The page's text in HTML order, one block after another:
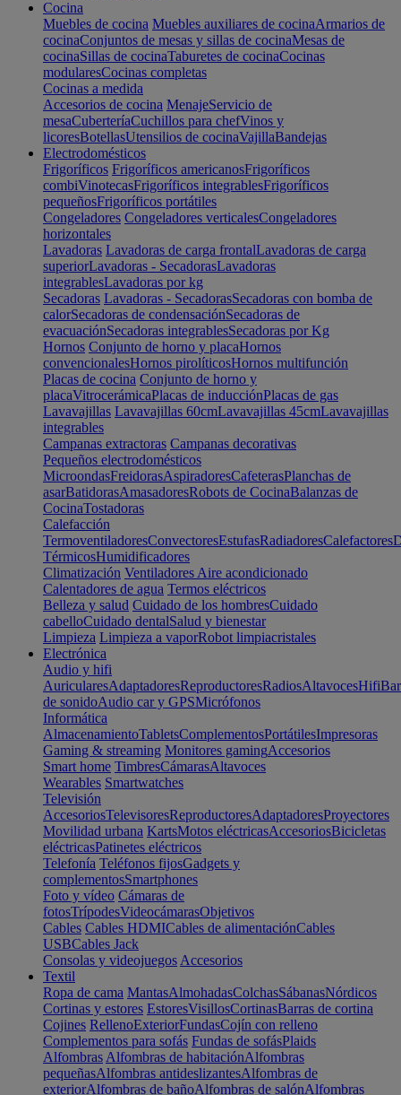
Cocina
Muebles de cocina Muebles auxiliares de cocinaArmarios de
cocinaConjuntos de mesas y sillas de cocinaMesas de
cocinaSillas de cocinaTaburetes de cocinaCocinas
modularesCocinas completas
Cocinas a medida
Accesorios de cocina MenajeServicio de
mesaCuberteríaCuchillos para chefVinos y
licoresBotellasUtensilios de cocinaVajillaBandejas
Electrodomésticos
Frigoríficos Frigoríficos americanosFrigoríficos
combiVinotecasFrigoríficos integrablesFrigoríficos
pequeñosFrigoríficos portátiles
Congeladores Congeladores verticalesCongeladores
horizontales
Lavadoras Lavadoras de carga frontalLavadoras de carga
superiorLavadoras - SecadorasLavadoras
integrablesLavadoras por kg
Secadoras Lavadoras - SecadorasSecadoras con bomba de
calorSecadoras de condensaciónSecadoras de
evacuaciónSecadoras integrablesSecadoras por Kg
Hornos Conjunto de horno y placaHornos
convencionalesHornos pirolíticosHornos multifunción
Placas de cocina Conjunto de horno y
placaVitrocerámicaPlacas de inducciónPlacas de gas
Lavavajillas Lavavajillas 60cmLavavajillas 45cmLavavajillas
integrables
Campanas extractoras Campanas decorativas
Pequeños electrodomésticos
MicroondasFreidorasAspiradoresCafeterasPlanchas de
asarBatidorasAmasadoresRobots de CocinaBalanzas de
CocinaTostadoras
Calefacción
TermoventiladoresConvectoresEstufasRadiadoresCalefactores
TérmicosHumidificadores
Climatización Ventiladores Aire acondicionado
Calentadores de agua Termos eléctricos
Belleza y salud Cuidado de los hombresCuidado
cabelloCuidado dentalSalud y bienestar
Limpieza Limpieza a vaporRobot limpiacristales
Electrónica
Audio y hifi
AuricularesAdaptadoresReproductoresRadiosAltavocesHifi
de sonidoAudio car y GPSMicrófonos
Informática
AlmacenamientoTabletsComplementosPortátilesImpresoras
Gaming & streaming Monitores gamingAccesorios
Smart home TimbresCámarasAltavoces
Wearables Smartwatches
Televisión
AccesoriosTelevisoresReproductoresAdaptadoresProyectores
Movilidad urbana KartsMotos eléctricasAccesoriosBicicletas
eléctricasPatinetes eléctricos
Telefonía Teléfonos fijosGadgets y
complementosSmartphones
Foto y vídeo Cámaras de
fotosTrípodesVideocámarasObjetivos
Cables Cables HDMICables de alimentaciónCables
USBCables Jack
Consolas y videojuegos Accesorios
Textil
Ropa de cama MantasAlmohadasColchasSábanasNórdicos
Cortinas y estores EstoresVisillosCortinasBarras de cortina
Cojines RellenoExteriorFundasCojín con relleno
Complementos para sofás Fundas de sofásPlaids
Alfombras Alfombras de habitaciónAlfombras
pequeñasAlfombras antideslizantesAlfombras de
exteriorAlfombras de bañoAlfombras de salónAlfombras